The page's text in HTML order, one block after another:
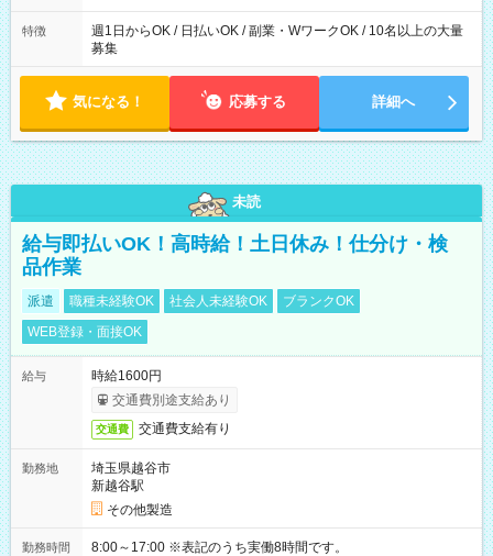
特徴
週1日からOK / 日払いOK / 副業・WワークOK / 10名以上の大量
募集
気になる！ 応募する 詳細へ
未読
給与即払いOK！高時給！土日休み！仕分け・検
品作業
派遣 職種未経験OK 社会人未経験OK
ブランクOK
WEB登録・面接OK
給与
時給1600円
交通費別途支給あり
交通費 交通費支給有り
勤務地
埼玉県越谷市
新越谷駅
その他製造
勤務時間 8:00～17:00 ※表記のうち実働8時間です。